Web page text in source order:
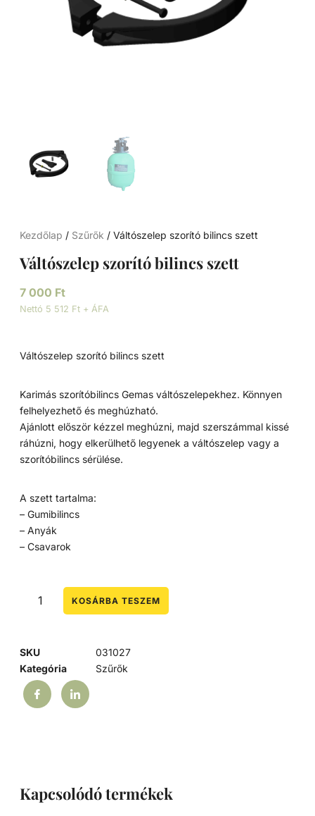
Kezdőlap / Szűrők / Váltószelep szorító bilincs szett
Váltószelep szorító bilincs szett
7 000 Ft
Nettó 5 512 Ft + ÁFA
Váltószelep szorító bilincs szett
Karimás szorítóbilincs Gemas váltószelepekhez. Könnyen
felhelyezhető és meghúzható.
Ajánlott először kézzel meghúzni, majd szerszámmal kissé
ráhúzni, hogy elkerülhető legyenek a váltószelep vagy a
szorítóbilincs sérülése.
A szett tartalma:
– Gumibilincs
– Anyák
– Csavarok
KOSÁRBA TESZEM
SKU
031027
Kategória
Szűrők
Kapcsolódó termékek